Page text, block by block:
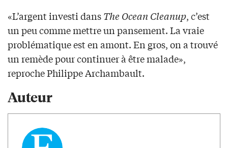
«L’argent investi dansThe Ocean Cleanup, c’est
un peu comme mettre un pansement. La vraie
problématique est en amont. En gros, on a trouvé
un remède pour continuer à être malade»,
reproche Philippe Archambault.
Auteur